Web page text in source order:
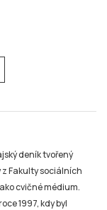
deník tvořený
Fakulty sociálních
cvičné médium.
1997, kdy byl